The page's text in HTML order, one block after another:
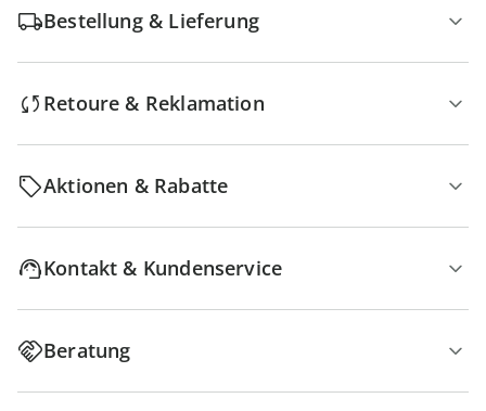
Bestellung & Lieferung
Retoure & Reklamation
Aktionen & Rabatte
Kontakt & Kundenservice
Beratung